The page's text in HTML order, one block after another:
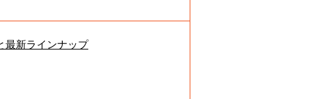
最新ラインナップ